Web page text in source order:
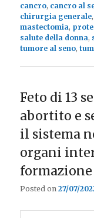
cancro, cancro al
chirurgia generale,
mastectomia,
salute della donna,
tumore al seno,
Feto di 13
abortito e
il sistema
organi
formazione
Posted on27/07/